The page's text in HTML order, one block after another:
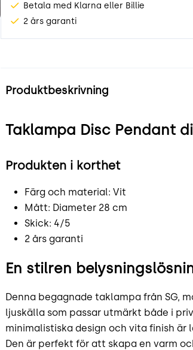
Betala med Klarna eller Billie
2 års garanti
Produktbeskrivning
Taklampa Disc Pendant
Produkten i korthet
Färg och material: Vit
Mått: Diameter 28 cm
Skick: 4/5
2 års garanti
En stilren
Denna begagnade taklampa från SG,
ljuskälla som passar utmärkt både i
minimalistiska design och vita finish
Den är perfekt för att skapa en varm